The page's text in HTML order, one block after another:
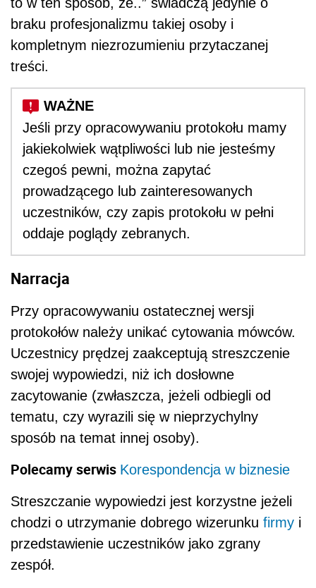
braku profesjonalizmu takiej osoby i
kompletnym niezrozumieniu przytaczanej
treści.
Jeśli przy opracowywaniu protokołu mamy
jakiekolwiek wątpliwości lub nie jesteśmy
czegoś pewni, można zapytać
prowadzącego lub zainteresowanych
uczestników, czy zapis protokołu w pełni
oddaje poglądy zebranych.
Narracja
Przy opracowywaniu ostatecznej wersji
protokołów należy unikać cytowania mówców.
Uczestnicy prędzej zaakceptują streszczenie
swojej wypowiedzi, niż ich dosłowne
zacytowanie (zwłaszcza, jeżeli odbiegli od
tematu, czy wyrazili się w nieprzychylny
sposób na temat innej osoby).
Polecamy serwis Korespondencja w biznesie
Streszczanie wypowiedzi jest korzystne jeżeli
chodzi o utrzymanie dobrego wizerunku firmy i
przedstawienie uczestników jako zgrany
zespół.